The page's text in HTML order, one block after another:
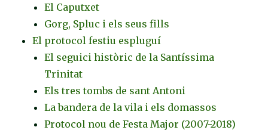
El Caputxet
Gorg, Spluc i els seus fills
El protocol festiu espluguí
El seguici històric de la Santíssima
Trinitat
Els tres tombs de sant Antoni
La bandera de la vila i els domassos
Protocol nou de Festa Major (2007-2018)